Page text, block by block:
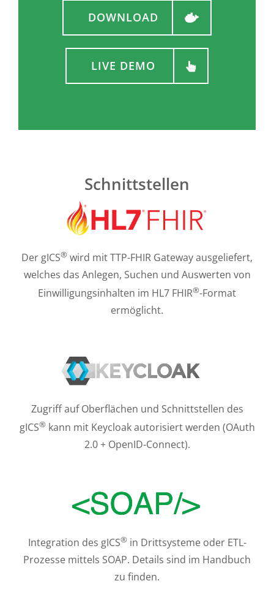
DOWNLOAD
LIVE DEMO
Schnittstellen
Der gICS® wird mit TTP-FHIR Gateway ausgeliefert,
welches das Anlegen, Suchen und Auswerten von
Einwilligungsinhalten im HL7 FHIR®-Format
ermöglicht.
Zugriff auf Oberflächen und Schnittstellen des
gICS®kann mit Keycloak autorisiert werden (OAuth
2.0 + OpenID-Connect).
Integration des gICS®in Drittsysteme oder ETL-
Prozesse mittels SOAP. Details sind im Handbuch
zu finden.